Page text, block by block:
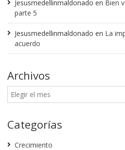
Jesusmedellinmaldonado en Bien
parte 5
Jesusmedellinmaldonado en La
acuerdo
Archivos
Categorías
Crecimiento